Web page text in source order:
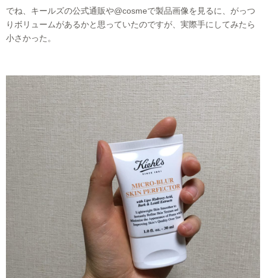
でね、キールズの公式通販や@cosmeで製品画像を見るに、がっつ
りボリュームがあるかと思っていたのですが、実際手にしてみたら
小さかった。